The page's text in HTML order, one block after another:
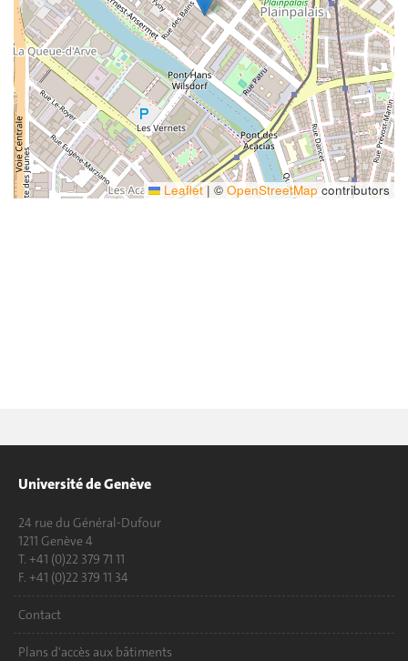
Leaflet | © OpenStreetMap contributors
Université de Genève
24 rue du Général-Dufour
1211 Genève 4
T. +41 (0)22 379 71 11
F. +41 (0)22 379 11 34
Contact
Plans d'accès aux bâtiments